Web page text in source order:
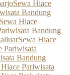
Sewa Hiace
Bandung
Sewa Hiace
Bandung
Sewa Hiace
Pariwisata
Bandung
Pariwisata